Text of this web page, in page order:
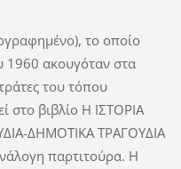
το οποίο
1960 ακουγόταν στα
του τόπου
στο βιβλίο Η ΙΣΤΟΡΙΑ
ΔΗΜΟΤΙΚΑ ΤΡΑΓΟΥΔΙΑ
παρτιτούρα. Η